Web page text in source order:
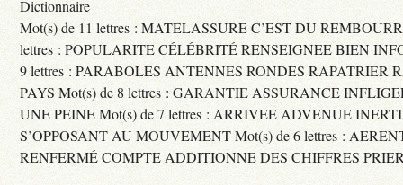
Dictionnaire
Mot(s) de 11 lettres : MATELASSURE C’EST DU
lettres : POPULARITE CÉLÉBRITÉ RENSEIGNEE BIEN
9 lettres : PARABOLES ANTENNES RONDES RAPATRIER
PAYS Mot(s) de 8 lettres : GARANTIE ASSURANCE
UNE PEINE Mot(s) de 7 lettres : ARRIVEE ADVENUE
S’OPPOSANT AU MOUVEMENT Mot(s) de 6 lettres :
RENFERMÉ COMPTE ADDITIONNE DES CHIFFRES